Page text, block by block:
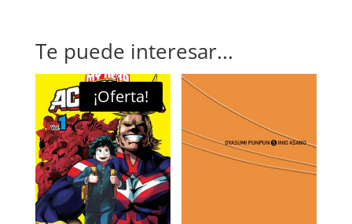
Te puede interesar...
¡Oferta!